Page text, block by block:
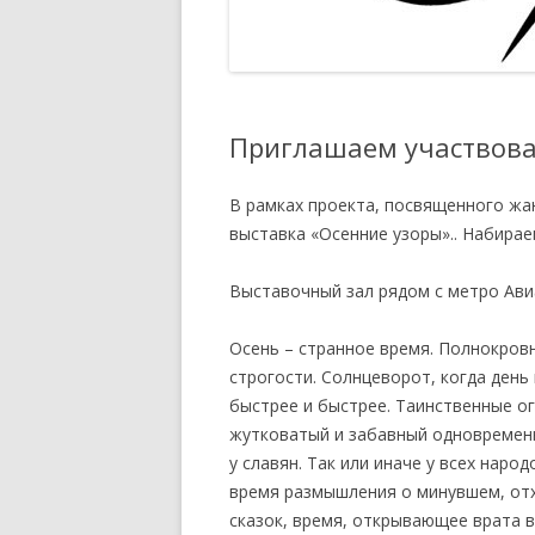
ТСПХ
ОРГАНИЗАЦИИ ПРОВЕДЕНИЯ
ВЫСТАВОЧНЫХ МЕРОПРИЯТИЙ
ТСПХ
ПРАВИЛА УЧАСТИЯ В
ЭКСПОЗИЦИОННЫХ
МЕРОПРИЯТИЯХ ТСПХ
ПОЛОЖЕНИЕ — ПРОВЕДЕНИЯ
ПЕРСОНАЛЬНЫХ ВЫСТАВОЧНЫХ
МЕРОПРИЯТИЙ ЧЛЕНОВ ТСПХ
ПОД ЭГИДОЙ СОЮЗА.
Приглашаем
В рамках проекта, посвященного
выставка «Осенние узоры»..
Выставочный зал рядом с метро
Осень – странное время.
строгости. Солнцеворот, когда
быстрее и быстрее. Таинственные
жутковатый и забавный
у славян. Так или иначе у всех
время размышления о минувшем,
сказок, время, открывающее врата